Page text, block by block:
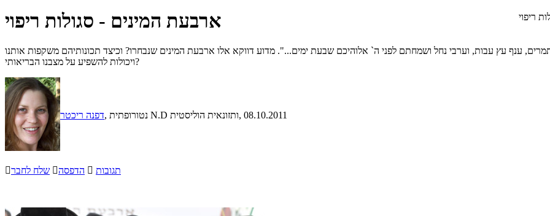
ריפוי ארבעת המינים - סגולות ריפוי
ענף עץ עבות, וערבי נחל ושמחתם לפני ה` אלוהיכם שבעת ימים...". מדוע דווקא אלו ארבעת המינים שנבחרו? וכיצד תכונותיהם משקפות אותנו
ויכולות להשפיע על מצבנו הבריאותי?
דפנה ריכטר , נטורופתית N.D ותזונאית הוליסטית, 08.10.2011
שלח לחבר הדפסה  תגובות